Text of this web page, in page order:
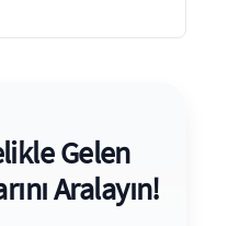
Gelen
Aralayın!